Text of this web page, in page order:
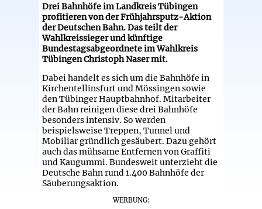
Drei Bahnhöfe im Landkreis Tübingen
profitieren von der Frühjahrsputz-Aktion
der Deutschen Bahn. Das teilt der
Wahlkreissieger und künftige
Bundestagsabgeordnete im Wahlkreis
Tübingen Christoph Naser mit.
Dabei handelt es sich um die Bahnhöfe in
Kirchentellinsfurt und Mössingen sowie
den Tübinger Hauptbahnhof. Mitarbeiter
der Bahn reinigen diese drei Bahnhöfe
besonders intensiv. So werden
beispielsweise Treppen, Tunnel und
Mobiliar gründlich gesäubert. Dazu gehört
auch das mühsame Entfernen von Graffiti
und Kaugummi. Bundesweit unterzieht die
Deutsche Bahn rund 1.400 Bahnhöfe der
Säuberungsaktion.
WERBUNG: